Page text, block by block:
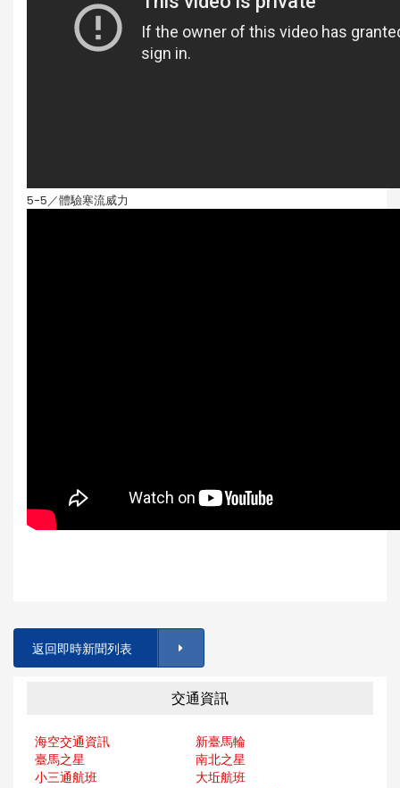
5-5／體驗寒流威力
返回即時新聞列表
交通資訊
海空交通資訊
新臺馬輪
臺馬之星
南北之星
小三通航班
大坵航班